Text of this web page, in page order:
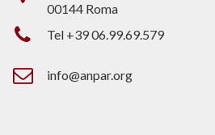
00144 Roma
Tel +39 06.99.69.579
info@anpar.org